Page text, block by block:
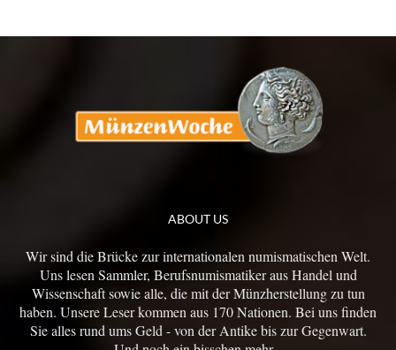
ABOUT US
Wir sind die Brücke zur internationalen numismatischen Welt.
Uns lesen Sammler, Berufsnumismatiker aus Handel und
Wissenschaft sowie alle, die mit der Münzherstellung zu tun
haben. Unsere Leser kommen aus 170 Nationen. Bei uns finden
Sie alles rund ums Geld - von der Antike bis zur Gegenwart.